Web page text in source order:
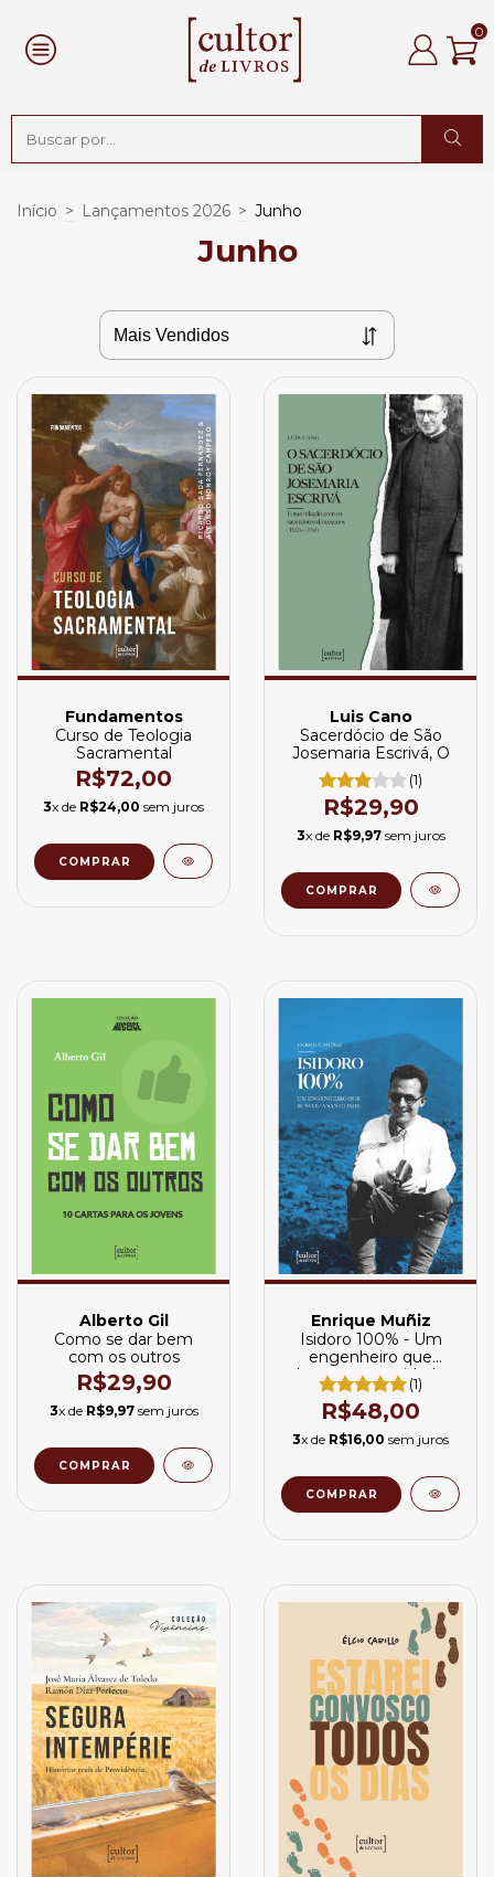
0
Início > Lançamentos 2026 > Junho
Junho
Fundamentos
Curso de Teologia
Sacramental
R$72,00
3x de R$24,00 sem juros
Luis Cano
Sacerdócio de São
Josemaria Escrivá, O
(1)
R$29,90
3x de R$9,97sem juros
Alberto Gil
Como se dar bem
com os outros
R$29,90
3x de R$9,97sem juros
Enrique Muñiz
Isidoro 100% - Um
engenheiro que
buscou a santidade
(1)
R$48,00
3x de R$16,00 sem juros